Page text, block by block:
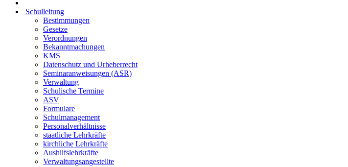
Schulleitung
Bestimmungen
Gesetze
Verordnungen
Bekanntmachungen
KMS
Datenschutz und Urheberrecht
Seminaranweisungen (ASR)
Verwaltung
Schulische Termine
ASV
Formulare
Schulmanagement
Personalverhältnisse
staatliche Lehrkräfte
kirchliche Lehrkräfte
Aushilfslehrkräfte
Verwaltungsangestellte